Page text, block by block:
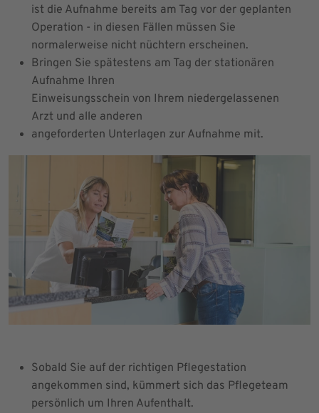
ist die Aufnahme bereits am Tag vor der geplanten
Operation - in diesen Fällen müssen Sie
normalerweise nicht nüchtern erscheinen.
Bringen Sie spätestens am Tag der stationären
Aufnahme Ihren
Einweisungsschein von Ihrem niedergelassenen
Arzt und alle anderen
angeforderten Unterlagen zur Aufnahme mit.
Sobald Sie auf der richtigen Pflegestation
angekommen sind, kümmert sich das Pflegeteam
persönlich um Ihren Aufenthalt.